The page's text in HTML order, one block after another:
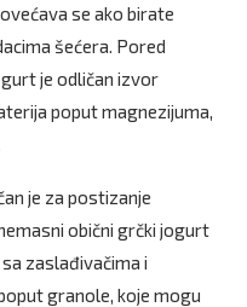
se ako birate
šećera. Pored
je odličan izvor
poput magnezijuma,
je za postizanje
obični grčki jogurt
zaslađivačima i
granole, koje mogu